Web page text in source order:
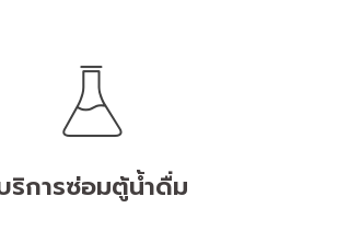
ริการซ่อมตู้น้ำดื่ม